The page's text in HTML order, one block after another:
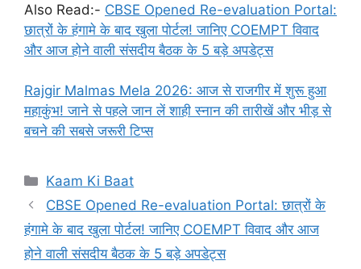
Also Read:- CBSE Opened Re-evaluation Portal:
छात्रों के हंगामे के बाद खुला पोर्टल! जानिए COEMPT विवाद
और आज होने वाली संसदीय बैठक के 5 बड़े अपडेट्स
Rajgir Malmas Mela 2026: आज से राजगीर में शुरू हुआ
महाकुंभ! जाने से पहले जान लें शाही स्नान की तारीखें और भीड़ से
बचने की सबसे जरूरी टिप्स
Categories
Kaam Ki Baat
CBSE Opened Re-evaluation Portal: छात्रों के
हंगामे के बाद खुला पोर्टल! जानिए COEMPT विवाद और आज
होने वाली संसदीय बैठक के 5 बड़े अपडेट्स